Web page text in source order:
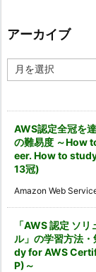
ー
アーカイブ
ー
AWS認定全冠を
の難易度 ～How
eer. How to
13冠)
Amazon Web
「AWS 認定 ソ
ル」の学習方法
dy for AWS
P)～